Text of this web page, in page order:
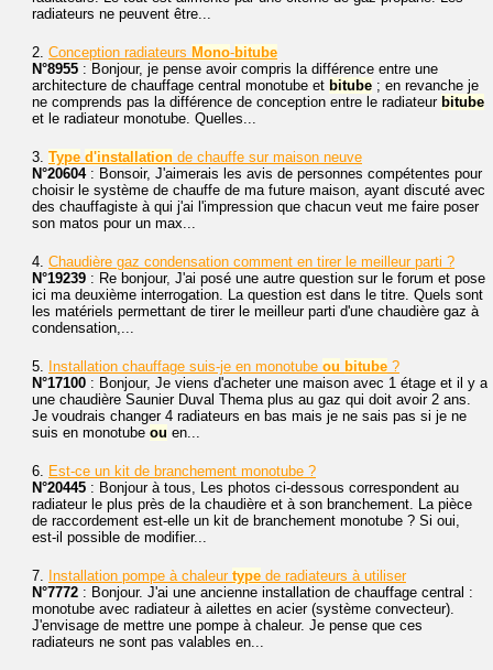
radiateurs ne peuvent être...
2. Conception radiateurs Mono-bitube
N°8955 : Bonjour, je pense avoir compris la différence entre une
architecture de chauffage central monotube et bitube ; en revanche je
ne comprends pas la différence de conception entre le radiateur bitube
et le radiateur monotube. Quelles...
3. Type d'installation de chauffe sur maison neuve
N°20604: Bonsoir, J'aimerais les avis de personnes compétentes pour
choisir le système de chauffe de ma future maison, ayant discuté avec
des chauffagiste à qui j'ai l'impression que chacun veut me faire poser
son matos pour un max...
4. Chaudière gaz condensation comment en tirer le meilleur parti ?
N°19239 : Re bonjour, J'ai posé une autre question sur le forum et pose
ici ma deuxième interrogation. La question est dans le titre. Quels sont
les matériels permettant de tirer le meilleur parti d'une chaudière gaz à
condensation,...
5. Installation chauffage suis-je en monotube ou bitube ?
N°17100 : Bonjour, Je viens d'acheter une maison avec 1 étage et il y a
une chaudière Saunier Duval Thema plus au gaz qui doit avoir 2 ans.
Je voudrais changer 4 radiateurs en bas mais je ne sais pas si je ne
suis en monotube ou en...
6. Est-ce un kit de branchement monotube ?
N°20445 : Bonjour à tous, Les photos ci-dessous correspondent au
radiateur le plus près de la chaudière et à son branchement. La pièce
de raccordement est-elle un kit de branchement monotube ? Si oui,
est-il possible de modifier...
7. Installation pompe à chaleur type de radiateurs à utiliser
N°7772 : Bonjour. J'ai une ancienne installation de chauffage central :
monotube avec radiateur à ailettes en acier (système convecteur).
J'envisage de mettre une pompe à chaleur. Je pense que ces
radiateurs ne sont pas valables en...